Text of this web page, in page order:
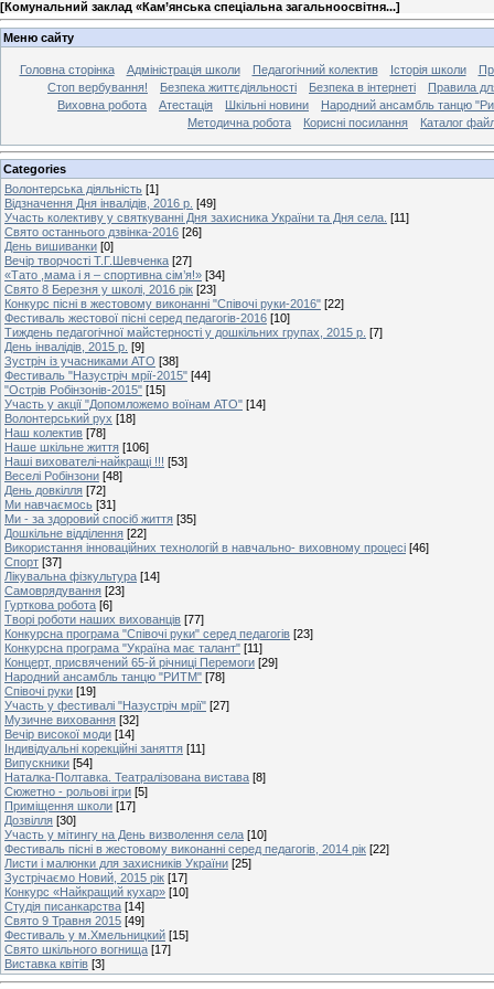
[Комунальний заклад «Кам’янська спеціальна загальноосвітня...]
Меню сайту
Головна сторінка Адміністрація школи Педагогічний колектив Історія школи
Стоп вербування!
Безпека життєдіяльності Безпека в інтернеті
Правила
Виховна робота
Атестація Шкільні новини
Народний ансамбль танцю
Методична робота
Корисні посилання Каталог
Categories
Волонтерська діяльність [1]
Відзначення Дня інвалідів, 2016 р. [49]
Участь колективу у святкуванні Дня захисника України та Дня села. [11]
Свято останнього дзвінка-2016 [26]
День вишиванки [0]
Вечір творчості Т.Г.Шевченка [27]
«Тато ,мама і я – спортивна сім’я!» [34]
Свято 8 Березня у школі, 2016 рік [23]
Конкурс пісні в жестовому виконанні "Співочі руки-2016" [22]
Фестиваль жестової пісні серед педагогів-2016 [10]
Тиждень педагогічної майстерності у дошкільних групах, 2015 р. [7]
День інвалідів, 2015 р. [9]
Зустріч із учасниками АТО [38]
Фестиваль "Назустріч мрії-2015" [44]
"Острів Робінзонів-2015" [15]
Участь у акції "Допомложемо воїнам АТО" [14]
Волонтерський рух [18]
Наш колектив [78]
Наше шкільне життя [106]
Наші вихователі-найкращі !!! [53]
Веселі Робінзони [48]
День довкілля [72]
Ми навчаємось [31]
Ми - за здоровий спосіб життя [35]
Дошкільне відділення [22]
Використання інноваційних технологій в навчально- виховному процесі [46]
Спорт [37]
Лікувальна фізкультура [14]
Самоврядування [23]
Гурткова робота [6]
Творі роботи наших вихованців [77]
Конкурсна програма "Співочі руки" серед педагогів [23]
Конкурсна програма "Україна має талант" [11]
Концерт, присвячений 65-й річниці Перемоги [29]
Народний ансамбль танцю "РИТМ" [78]
Співочі руки [19]
Участь у фестивалі "Назустріч мрії" [27]
Музичне виховання [32]
Вечір високої моди [14]
Індивідуальні корекційні заняття [11]
Випускники [54]
Наталка-Полтавка. Театралізована вистава [8]
Сюжетно - рольові ігри [5]
Приміщення школи [17]
Дозвілля [30]
Участь у мітингу на День визволення села [10]
Фестиваль пісні в жестовому виконанні серед педагогів, 2014 рік [22]
Листи і малюнки для захисників України [25]
Зустрічаємо Новий, 2015 рік [17]
Конкурс «Найкращий кухар» [10]
Студія писанкарства [14]
Свято 9 Травня 2015 [49]
Фестиваль у м.Хмельницкий [15]
Свято шкільного вогнища [17]
Виставка квітів [3]